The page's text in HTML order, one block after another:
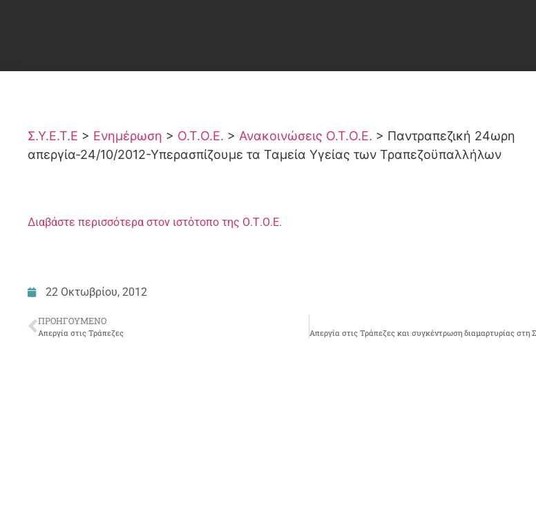
Σ.Υ.Ε.Τ.Ε > Ενημέρωση > Ο.Τ.Ο.Ε. > Ανακοινώσεις Ο.Τ.Ο.Ε. > Παντραπεζική 24ωρη
απεργία-24/10/2012-Υπερασπίζουμε τα Ταμεία Υγείας των Τραπεζοϋπαλλήλων
Διαβάστε περισσότερα στον ιστότοπο της Ο.Τ.Ο.Ε.
22 Οκτωβρίου, 2012
ΠΡΟΗΓΟΎΜΕΝΟ
Απεργία στις Τράπεζες